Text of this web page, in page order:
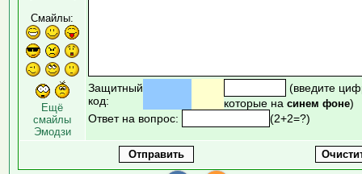
Смайлы:
Ещё
смайлы
Эмодзи
Защитный
код:
(введите
которые на синем фоне)
Ответ на вопрос:
(2+2=?)